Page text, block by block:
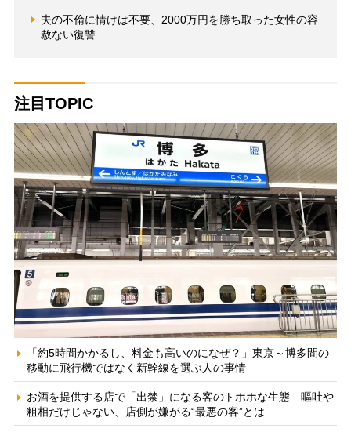
夫の不倫に情けは不要、2000万円を勝ち取った女性の容
赦ない復讐
注目TOPIC
「約5時間かかるし、料金も高いのになぜ？」東京～博多間の
移動に飛行機ではなく新幹線を選ぶ人の事情
お酒を提供する店で「出禁」になる客のトホホな生態 嘔吐や
粗相だけじゃない、店側が嫌がる“最悪の客”とは